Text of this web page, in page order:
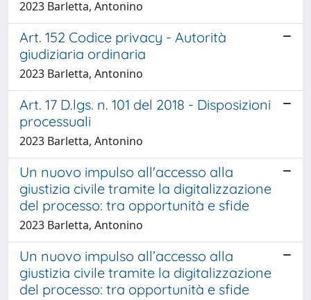
2023 Barletta, Antonino
Art. 152 Codice privacy - Autorità
giudiziaria ordinaria
2023 Barletta, Antonino
Art. 17 D.lgs. n. 101 del 2018 - Disposizioni
processuali
2023 Barletta, Antonino
Un nuovo impulso all'accesso alla
giustizia civile tramite la digitalizzazione
del processo: tra opportunità e sfide
2023 Barletta, Antonino
Un nuovo impulso all’accesso alla
giustizia civile tramite la digitalizzazione
del processo: tra opportunità e sfide